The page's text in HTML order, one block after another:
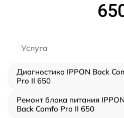
Услуга
Диагностика IPPON Back
Pro II 650
Ремонт блока питания IPPON
Back Comfo Pro II 650